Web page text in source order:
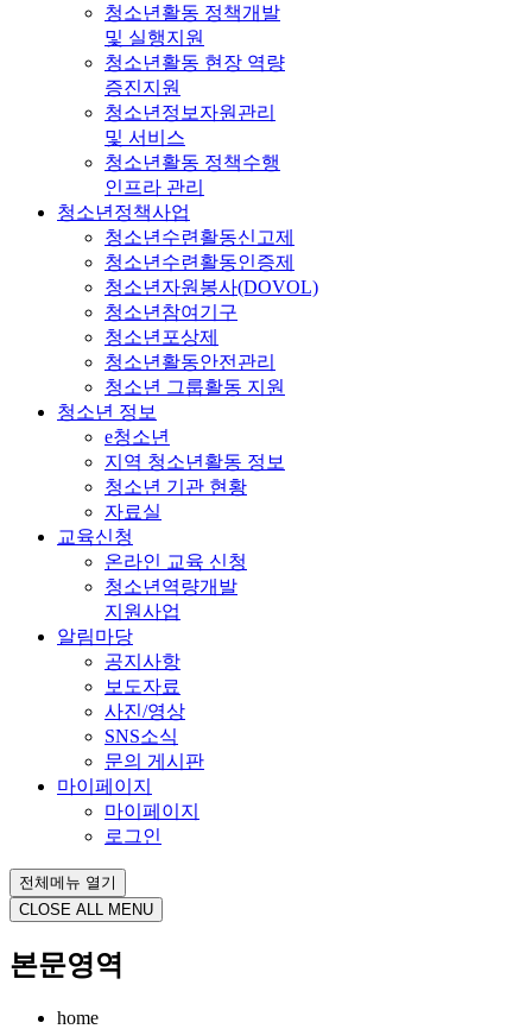
청소년활동 정책개발
및 실행지원
청소년활동 현장 역량
증진지원
청소년정보자원관리
및 서비스
청소년활동 정책수행
인프라 관리
청소년정책사업
청소년수련활동신고제
청소년수련활동인증제
청소년자원봉사(DOVOL)
청소년참여기구
청소년포상제
청소년활동안전관리
청소년 그룹활동 지원
청소년 정보
e청소년
지역 청소년활동 정보
청소년 기관 현황
자료실
교육신청
온라인 교육 신청
청소년역량개발
지원사업
알림마당
공지사항
보도자료
사진/영상
SNS소식
문의 게시판
마이페이지
마이페이지
로그인
전체메뉴 열기
CLOSE ALL MENU
본문영역
home